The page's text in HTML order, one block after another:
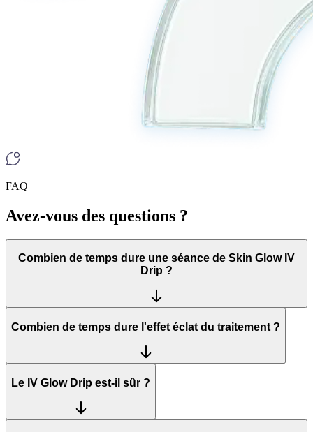
FAQ
Avez-vous des questions ?
Combien de temps dure une séance de Skin Glow IV
Drip ?
Combien de temps dure l'effet éclat du traitement ?
Le IV Glow Drip est-il sûr ?